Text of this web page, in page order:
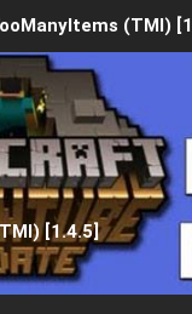
(TMI)
[1.4.5]